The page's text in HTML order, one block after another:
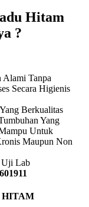
Hitam
?
Tanpa
Secara Higienis
Berkualitas
Yang
Untuk
Maupun Non
Uji Lab
HITAM